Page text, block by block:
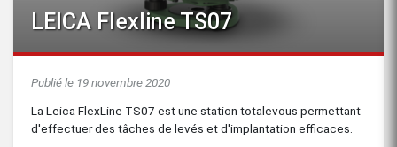
LEICA Flexline TS07
Publié le 19 novembre 2020
La Leica FlexLine TS07 est une station totalevous permettant
d'effectuer des tâches de levés et d'implantation efficaces.